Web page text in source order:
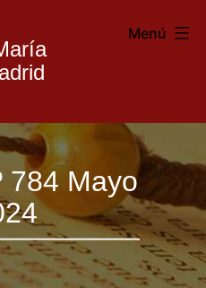
Menú
784 Mayo